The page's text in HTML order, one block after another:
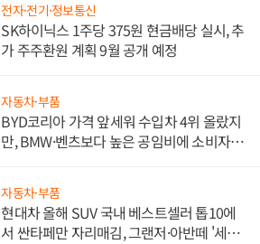
전자·전기·정보통신
SK하이닉스 1주당 375원 현금배당 실시, 추
가 주주환원 계획 9월 공개 예정
자동차·부품
BYD코리아 가격 앞세워 수입차 4위 올랐지
만, BMW·벤츠보다 높은 공임비에 소비자
자동차·부품
현대차 올해 SUV 국내 베스트셀러 톱10에
서 싼타페만 자리매김, 그랜저·아반떼 '세단